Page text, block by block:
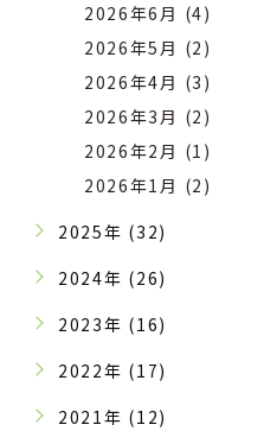
2026年6月 (4)
2026年5月 (2)
2026年4月 (3)
2026年3月 (2)
2026年2月 (1)
2026年1月 (2)
2025年 (32)
2024年 (26)
2023年 (16)
2022年 (17)
2021年 (12)